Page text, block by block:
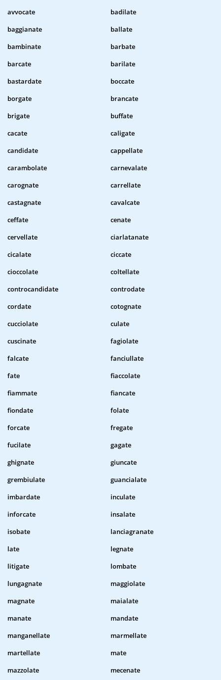
avvocate
badilate
baggianate
ballate
bambinate
barbate
barcate
barilate
bastardate
boccate
borgate
brancate
brigate
buffate
cacate
caligate
candidate
cappellate
carambolate
carnevalate
carognate
carrellate
castagnate
cavalcate
ceffate
cenate
cervellate
ciarlatanate
cicalate
ciccate
cioccolate
coltellate
controcandidate
controdate
cordate
cotognate
cucciolate
culate
cuscinate
fagiolate
falcate
fanciullate
fate
fiaccolate
fiammate
fiancate
fiondate
folate
forcate
fregate
fucilate
gagate
ghignate
giuncate
grembiulate
guancialate
imbardate
inculate
inforcate
insalate
isobate
lanciagranate
late
legnate
litigate
lombate
lungagnate
maggiolate
magnate
maialate
manate
mandate
manganellate
marmellate
martellate
mate
mazzolate
mecenate